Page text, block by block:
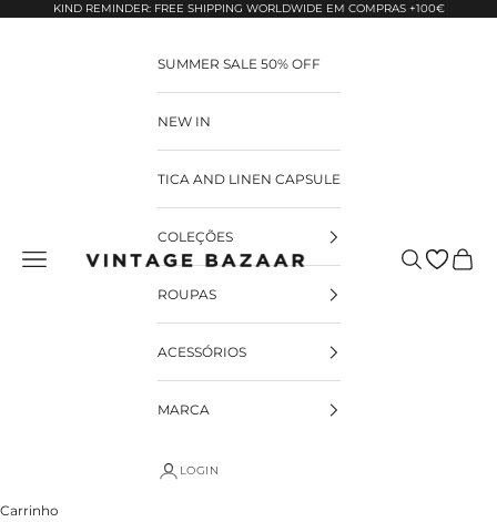
Pular para o conteúdo
KIND REMINDER: FREE SHIPPING WORLDWIDE EM COMPRAS +100€
Vintage Bazaar Pesquisar
SUMMER SALE 50% OFF
NEW IN
TICA AND LINEN CAPSULE
COLEÇÕES
ROUPAS
ACESSÓRIOS
MARCA
LOGIN
Carrinho